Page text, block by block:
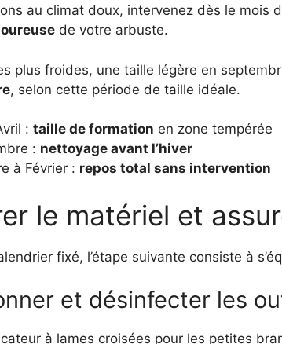
au climat doux, intervenez dès le mois
de votre arbuste.
plus froides, une taille légère en
, selon cette période de taille idéale.
: taille de formation en zone tempérée
: nettoyage avant l’hiver
à Février : repos total sans intervention
le matériel et
fixé, l’étape suivante consiste à
et désinfecter les
à lames croisées pour les petites